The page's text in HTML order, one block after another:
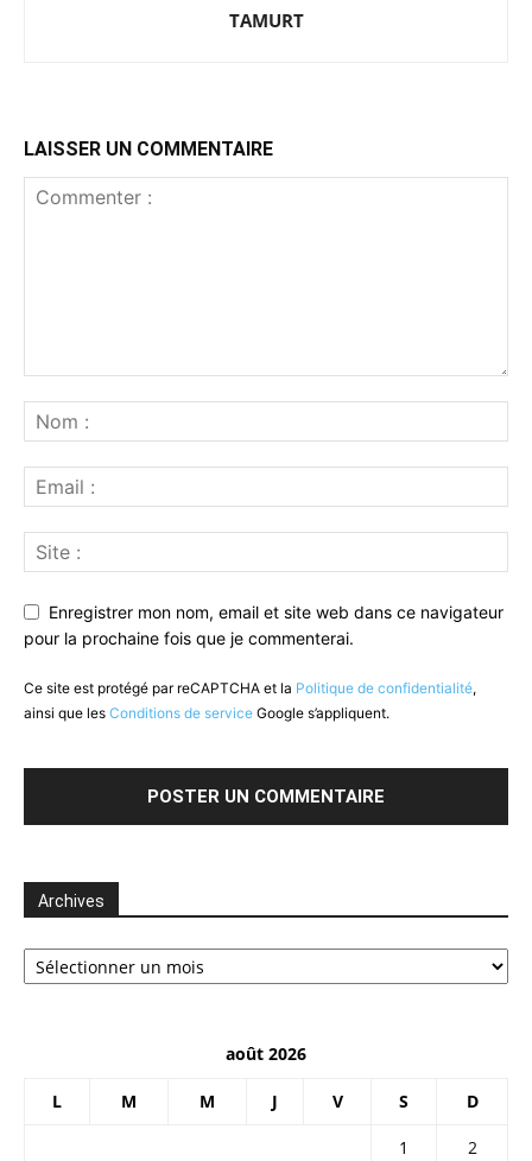
TAMURT
LAISSER UN COMMENTAIRE
Enregistrer mon nom, email et site web dans ce navigateur
pour la prochaine fois que je commenterai.
Ce site est protégé par reCAPTCHA et la Politique de confidentialité,
ainsi que les Conditions de service Google s’appliquent.
Archives
Archives
août 2026
L M M J V S D
1
2